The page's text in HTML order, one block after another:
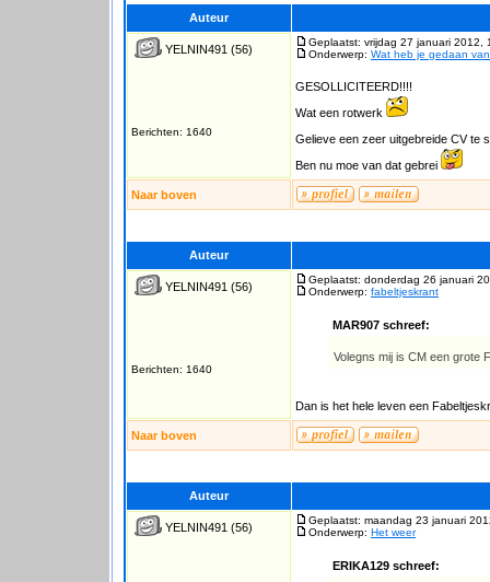
Auteur
YELNIN491 (56)
Berichten: 1640
Geplaatst: vrijdag 27 januari 2012,
Onderwerp: Wat heb je gedaan
GESOLLICITEERD!!!!
Wat een rotwerk
Gelieve een zeer uitgebreide CV te
Ben nu moe van dat gebrei
Naar boven
Auteur
YELNIN491 (56)
Berichten: 1640
Geplaatst: donderdag 26 januari
Onderwerp: fabeltjeskrant
MAR907 schreef:
Volegns mij is CM een grote
Dan is het hele leven een
Naar boven
Auteur
YELNIN491 (56)
Geplaatst: maandag 23 januari
Onderwerp: Het weer
ERIKA129 schreef: